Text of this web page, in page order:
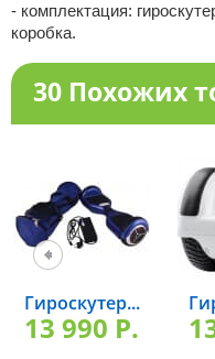
- комплектация:
коробка.
30 Похожих
Гироскутер...
13 990 P.